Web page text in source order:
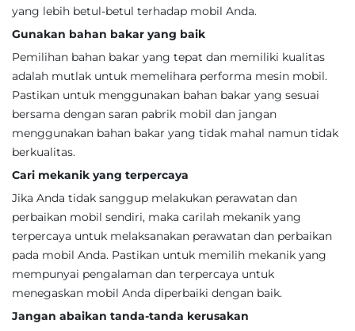
yang lebih betul-betul terhadap mobil Anda.
Gunakan bahan bakar yang baik
Pemilihan bahan bakar yang tepat dan memiliki kualitas
adalah mutlak untuk memelihara performa mesin mobil.
Pastikan untuk menggunakan bahan bakar yang sesuai
bersama dengan saran pabrik mobil dan jangan
menggunakan bahan bakar yang tidak mahal namun tidak
berkualitas.
Cari mekanik yang terpercaya
Jika Anda tidak sanggup melakukan perawatan dan
perbaikan mobil sendiri, maka carilah mekanik yang
terpercaya untuk melaksanakan perawatan dan perbaikan
pada mobil Anda. Pastikan untuk memilih mekanik yang
mempunyai pengalaman dan terpercaya untuk
menegaskan mobil Anda diperbaiki dengan baik.
Jangan abaikan tanda-tanda kerusakan